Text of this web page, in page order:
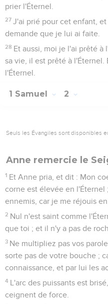
prier l'Éternel.
27 J'ai prié pour cet enfant,
demande que je lui ai faite.
28 Et aussi, moi je l'ai prêté à
sa vie, il est prêté à l'Éternel.
l'Éternel.
1 Samuel 2
Seuls les Évangiles sont disponibles
Anne remercie le
1 Et Anne pria, et dit : Mon
corne est élevée en l'Éternel
ennemis, car je me réjouis en
2 Nul n'est saint comme
que toi ; et il n'y a pas de
3 Ne multipliez pas vos
sorte pas de votre bouche ;
connaissance, et par lui les
4 L'arc des puissants est
ceignent de force.